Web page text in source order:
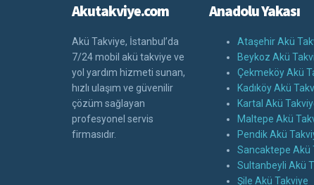
Akutakviye.com
Akü Takviye, İstanbul’da
7/24 mobil akü takviye ve
yol yardım hizmeti sunan,
hızlı ulaşım ve güvenilir
çözüm sağlayan
profesyonel servis
firmasıdır.
Anadolu Yakası
Ataşehir Akü
Beykoz Akü
Çekmeköy Akü
Kadıköy Akü
Kartal Akü
Maltepe Akü
Pendik Akü
Sancaktepe Akü
Sultanbeyli Akü
Şile Akü Takviye